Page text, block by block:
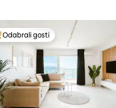
najviše rangiranima s oznakom
Odabrali gosti